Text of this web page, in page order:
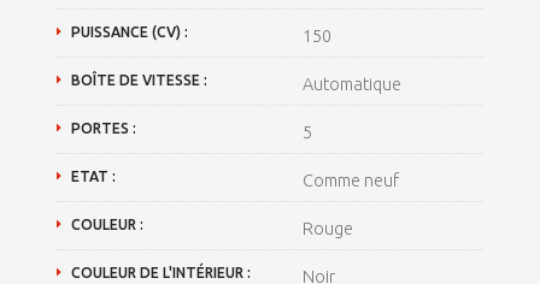
PUISSANCE (CV) : 150
BOÎTE DE VITESSE : Automatique
PORTES : 5
ETAT : Comme neuf
COULEUR : Rouge
COULEUR DE L'INTÉRIEUR : Noir